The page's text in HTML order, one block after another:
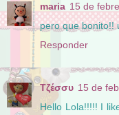
maria 15 de
pero que bonito!!
Responder
Τζέσσυ 15 de
Hello Lola!!!!! I